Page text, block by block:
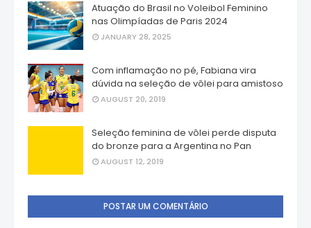
Atuação do Brasil no Voleibol Feminino
nas Olimpíadas de Paris 2024
JANUARY 28, 2025
Com inflamação no pé, Fabiana vira
dúvida na seleção de vôlei para amistoso
AUGUST 20, 2019
Seleção feminina de vôlei perde disputa
do bronze para a Argentina no Pan
AUGUST 12, 2019
POSTAR UM COMENTÁRIO